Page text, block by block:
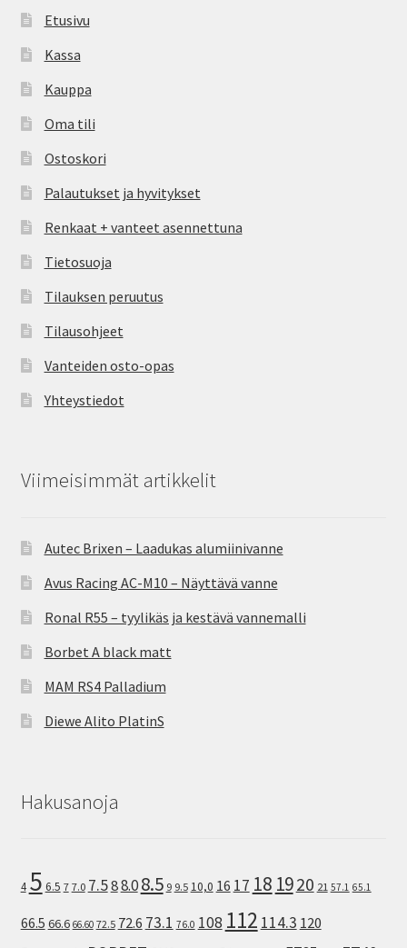
Etusivu
Kassa
Kauppa
Oma tili
Ostoskori
Palautukset ja hyvitykset
Renkaat + vanteet asennettuna
Tietosuoja
Tilauksen peruutus
Tilausohjeet
Vanteiden osto-opas
Yhteystiedot
Viimeisimmät artikkelit
Autec Brixen – Laadukas alumiinivanne
Avus Racing AC-M10 – Näyttävä vanne
Ronal R55 – tyylikäs ja kestävä vannemalli
Borbet A black matt
MAM RS4 Palladium
Diewe Alito PlatinS
Hakusanoja
4 5 6.5 7 7.0 7.588.08.5 9 9.5 10,0 16 17 18 1920 21 57.1 65.1
66.5 66.6 66.60 72.5 72.6 73.1 76.0 108 112 114.3 120